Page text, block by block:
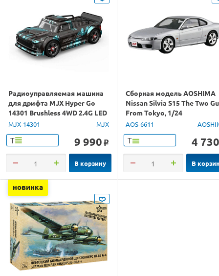
Радиоуправляемая машина
для дрифта MJX Hyper Go
14301 Brushless 4WD 2.4G LED
1/14 RTR
MJX-14301 MJX
Т 9 990 o
В корзину
Сборная модель AOSHIMA
Nissan Silvia S15 The Two
From Tokyo, 1/24
AOS-6611
Т 4 730
В
новинка